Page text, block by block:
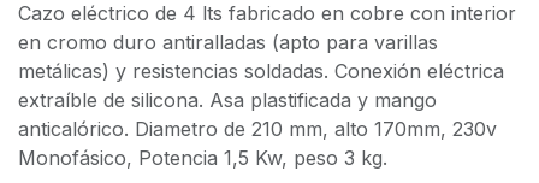
Cazo eléctrico de 4 lts fabricado en cobre con interior
en cromo duro antiralladas (apto para varillas
metálicas) y resistencias soldadas. Conexión eléctrica
extraíble de silicona. Asa plastificada y mango
anticalórico. Diametro de 210 mm, alto 170mm, 230v
Monofásico, Potencia 1,5 Kw, peso 3 kg.